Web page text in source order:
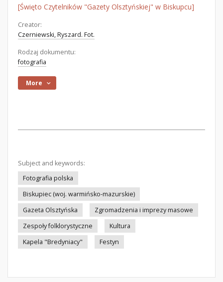
[Święto Czytelników "Gazety Olsztyńskiej" w Biskupcu]
Creator:
Czerniewski, Ryszard. Fot.
Rodzaj dokumentu:
fotografia
More
Subject and keywords:
Fotografia polska
Biskupiec (woj. warmińsko-mazurskie)
Gazeta Olsztyńska
Zgromadzenia i imprezy masowe
Zespoły folklorystyczne
Kultura
Kapela "Bredyniacy"
Festyn